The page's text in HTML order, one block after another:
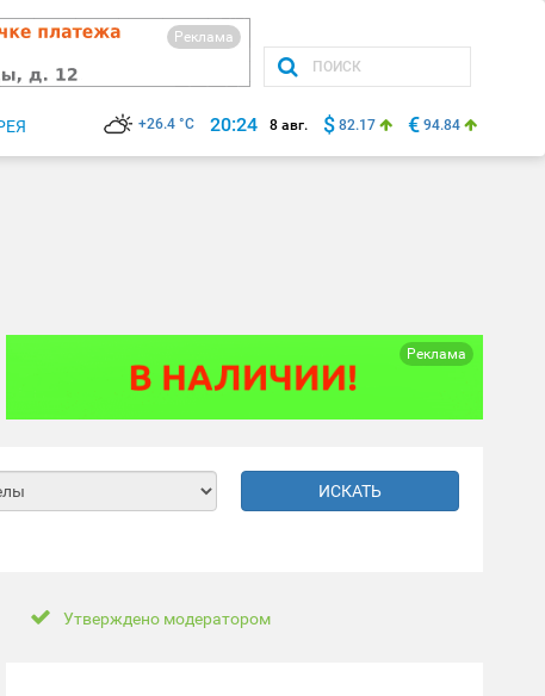
Реклама
+26.4 °C 20:24 8 авг. $ 82.17 € 94.84
Реклама
ИСКАТЬ
Утверждено модератором